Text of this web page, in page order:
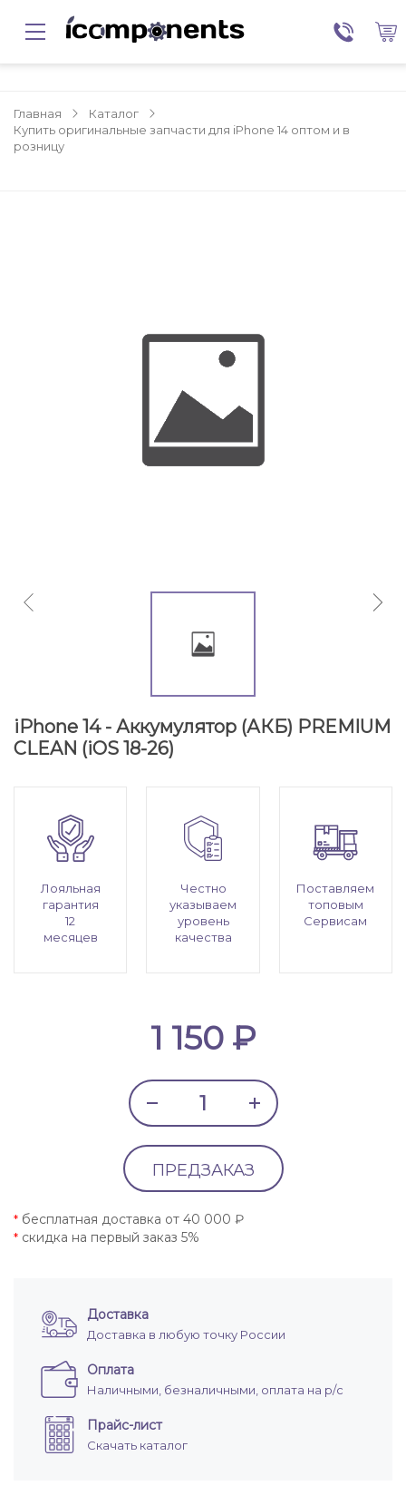
Главная
Каталог
Купить оригинальные запчасти для iPhone 14 оптом и в
розницу
iPhone 14 - Аккумулятор (АКБ) PREMIUM
CLEAN (iOS 18-26)
Лояльная
гарантия
12
месяцев
Честно
указываем
уровень
качества
Поставляем
топовым
Сервисам
1 150 ₽
ПРЕДЗАКАЗ
* бесплатная доставка от 40 000 ₽
* скидка на первый заказ 5%
Доставка
Доставка в любую точку России
Оплата
Наличными, безналичными, оплата на р/с
Прайс-лист
Скачать каталог